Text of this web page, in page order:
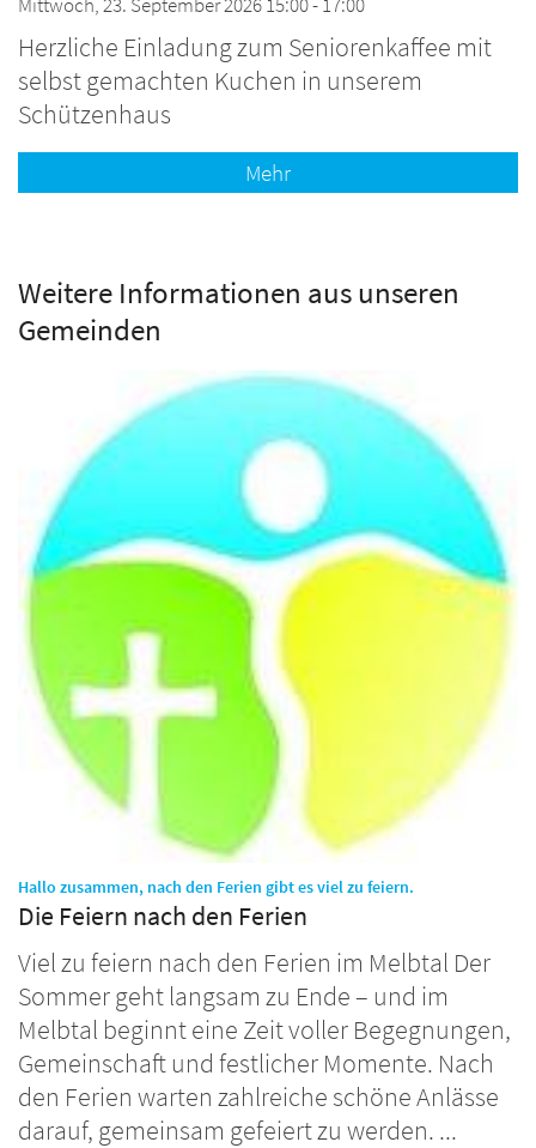
Herzliche Einladung zum Seniorenkaffee mit
selbst gemachten Kuchen in unserem
Schützenhaus
Mehr
Weitere Informationen aus unseren
Gemeinden
Hallo zusammen, nach den Ferien gibt es viel zu feiern.
Die Feiern nach den Ferien
Viel zu feiern nach den Ferien im Melbtal Der
Sommer geht langsam zu Ende – und im
Melbtal beginnt eine Zeit voller Begegnungen,
Gemeinschaft und festlicher Momente. Nach
den Ferien warten zahlreiche schöne Anlässe
darauf, gemeinsam gefeiert zu werden. ...